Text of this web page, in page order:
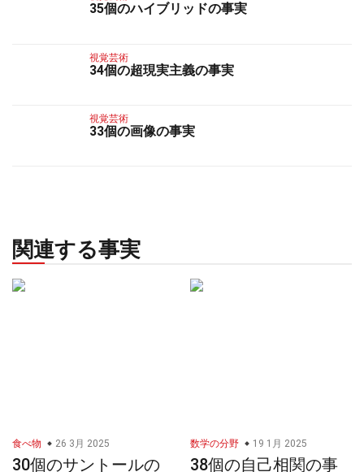
35個のハイブリッドの事実
視覚芸術
34個の超現実主義の事実
視覚芸術
33個の画像の事実
関連する事実
食べ物 26 3月 2025
30個のサントールの
数学の分野 19 1月 2025
38個の自己相関の事